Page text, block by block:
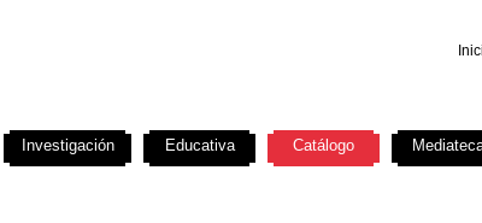
Investigación Educativa Catálogo